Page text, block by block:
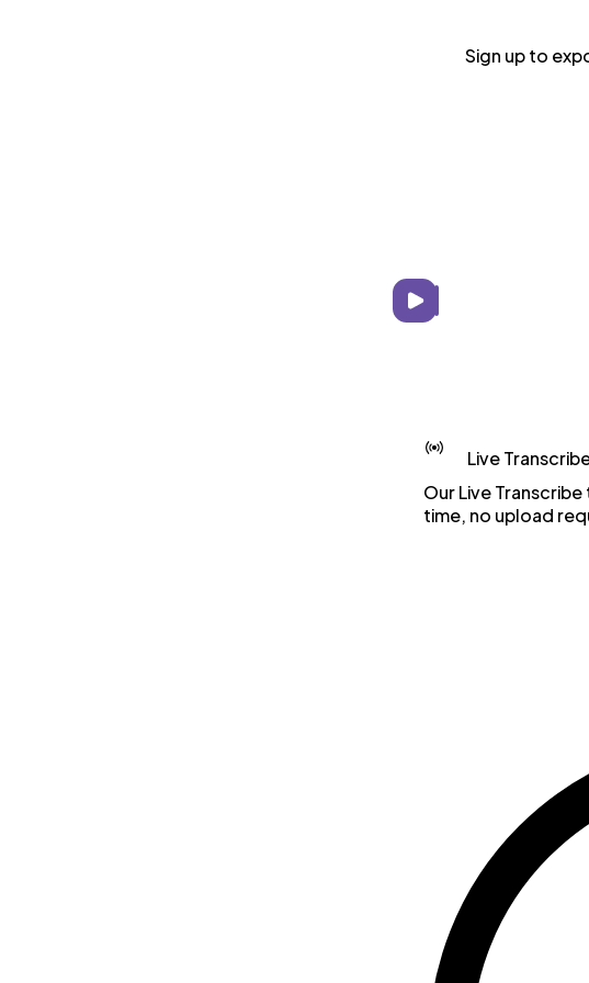
Sign up to
Live
Our Live
time, no upload